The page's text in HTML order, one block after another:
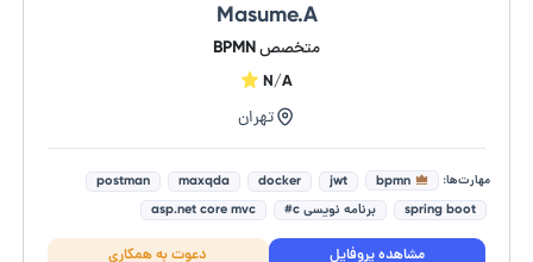
Masume.A
متخصص BPMN
N/A
تهران
مهارت‌ها: bpmn
jwt
docker
maxqda
postman
spring boot
برنامه نویسی c#
asp.net core mvc
clean architecture
microsoft sql server
مشاهده پروفایل دعوت به همکاری